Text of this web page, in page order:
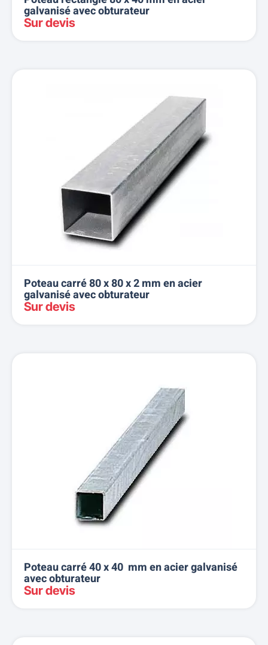
galvanisé avec obturateur
Sur devis
Poteau carré 80 x 80 x 2 mm en acier
galvanisé avec obturateur
Sur devis
Poteau carré 40 x 40 mm en acier galvanisé
avec obturateur
Sur devis